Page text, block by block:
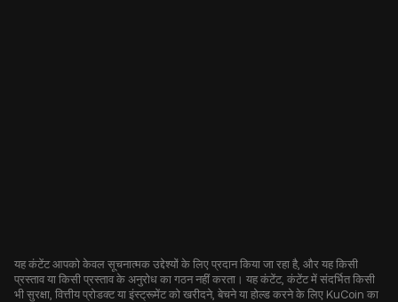
यह कंटेंट आपको केवल सूचनात्मक उद्देश्यों के लिए प्रदान किया जा रहा है, और यह किसी
प्रस्ताव या किसी प्रस्ताव के अनुरोध का गठन नहीं करता। यह कंटेंट, कंटेंट में संदर्भित किसी
भी सुरक्षा, वित्तीय प्रोडक्ट या इंस्ट्रूमेंट को खरीदने, बेचने या होल्ड करने के लिए KuCoin का